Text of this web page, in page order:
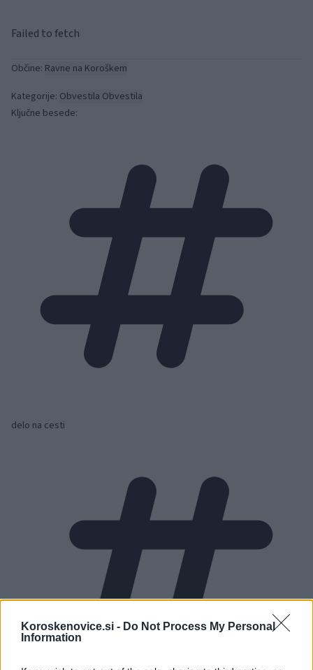
Koroskenovice.si - Do Not Process My Personal
Information
Failed to fetch
Občine: Ravne na Koroškem
Kategorije: Obvestila Obvestila
Ključne besede:
delo na cesti